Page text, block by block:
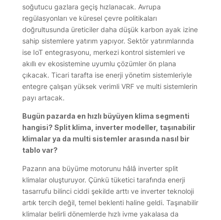
soğutucu gazlara geçiş hızlanacak. Avrupa
regülasyonları ve küresel çevre politikaları
doğrultusunda üreticiler daha düşük karbon ayak izine
sahip sistemlere yatırım yapıyor. Sektör yatırımlarında
ise IoT entegrasyonu, merkezi kontrol sistemleri ve
akıllı ev ekosistemine uyumlu çözümler ön plana
çıkacak. Ticari tarafta ise enerji yönetim sistemleriyle
entegre çalışan yüksek verimli VRF ve multi sistemlerin
payı artacak.
Bugün pazarda en hızlı büyüyen klima segmenti
hangisi? Split klima, inverter modeller, taşınabilir
klimalar ya da multi sistemler arasında nasıl bir
tablo var?
Pazarın ana büyüme motorunu hâlâ inverter split
klimalar oluşturuyor. Çünkü tüketici tarafında enerji
tasarrufu bilinci ciddi şekilde arttı ve inverter teknoloji
artık tercih değil, temel beklenti haline geldi. Taşınabilir
klimalar belirli dönemlerde hızlı ivme yakalasa da